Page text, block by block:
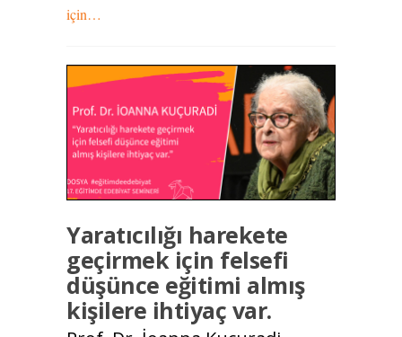
için…
Yaratıcılığı harekete
geçirmek için felsefi
düşünce eğitimi almış
kişilere ihtiyaç var.